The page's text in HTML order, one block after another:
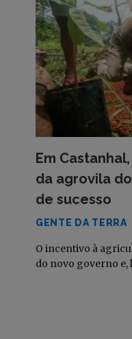
Em
da agrovila
de sucesso
GENTE DA TERRA
O incentivo à
do novo governo